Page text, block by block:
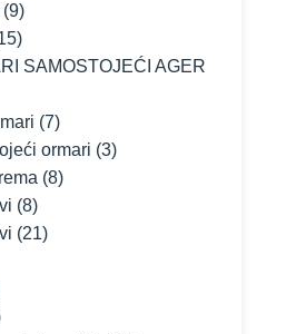
(9)
SAMOSTOJEĆI AGER
(7)
ormari (3)
(8)
(8)
(21)